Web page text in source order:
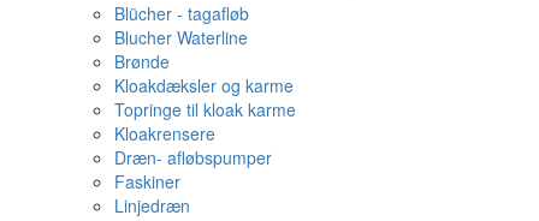
Blücher - tagafløb
Blucher Waterline
Brønde
Kloakdæksler og karme
Topringe til kloak karme
Kloakrensere
Dræn- afløbspumper
Faskiner
Linjedræn